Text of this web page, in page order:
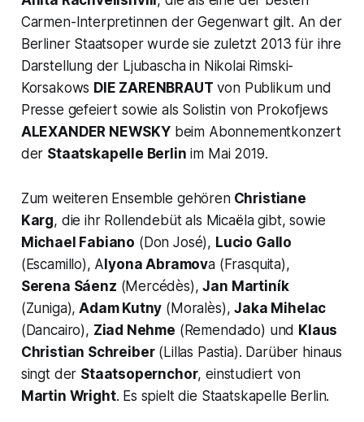
Carmen-Interpretinnen der Gegenwart gilt. An der
Berliner Staatsoper wurde sie zuletzt 2013 für ihre
Darstellung der Ljubascha in Nikolai Rimski-
Korsakows DIE ZARENBRAUT von Publikum und
Presse gefeiert sowie als Solistin von Prokofjews
ALEXANDER NEWSKY beim Abonnementkonzert
der Staatskapelle Berlin im Mai 2019.
Zum weiteren Ensemble gehörenChristiane
Karg, die ihr Rollendebüt als Micaëla gibt, sowie
Michael Fabiano (Don José), Lucio Gallo
(Escamillo), A lyona Abramova (Frasquita),
Serena Sáenz (Mercédès),Jan Martiník
(Zuniga), Adam Kutny (Moralès),Jaka Mihelac
(Dancairo), Ziad Nehme (Remendado) und Klaus
Christian Schreiber(Lillas Pastia). Darüber hinaus
singt der Staatsopernchor, einstudiert von
Martin Wright. Es spielt die Staatskapelle Berlin.